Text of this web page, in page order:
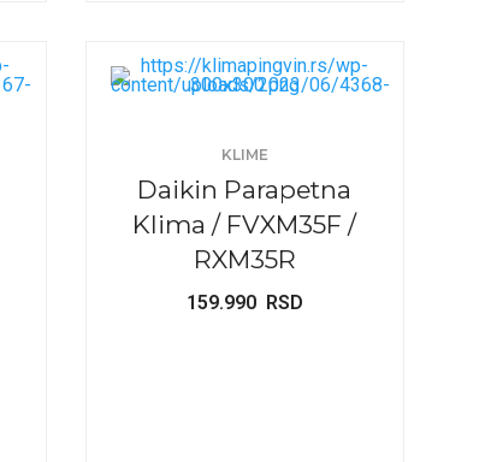
KLIME
Daikin Parapetna
Klima / FVXM35F /
RXM35R
159.990 RSD